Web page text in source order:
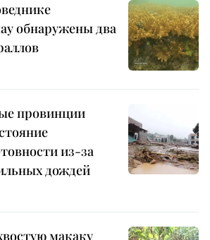
обнаружены два
провинции
из-за
дождей
макаку